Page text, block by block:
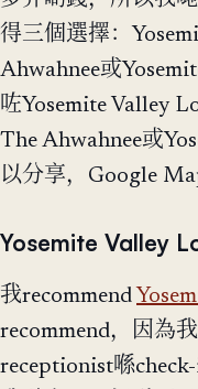
得三個選擇：
Ahwahnee或
咗Yosemite Valley
The Ahwahnee或
以分享，Google
Yosemite Valley
我recommend
recommend，因為
receptionist喺